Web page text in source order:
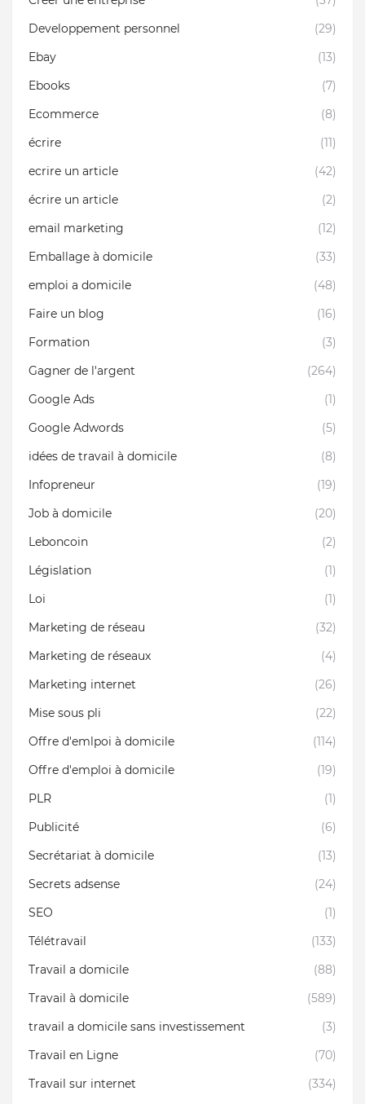
Developpement personnel
(29)
Ebay
(13)
Ebooks
(7)
Ecommerce
(8)
écrire
(11)
ecrire un article
(42)
écrire un article
(2)
email marketing
(12)
Emballage à domicile
(33)
emploi a domicile
(48)
Faire un blog
(16)
Formation
(3)
Gagner de l'argent
(264)
Google Ads
(1)
Google Adwords
(5)
idées de travail à domicile
(8)
Infopreneur
(19)
Job à domicile
(20)
Leboncoin
(2)
Législation
(1)
Loi
(1)
Marketing de réseau
(32)
Marketing de réseaux
(4)
Marketing internet
(26)
Mise sous pli
(22)
Offre d'emlpoi à domicile
(114)
Offre d'emploi à domicile
(19)
PLR
(1)
Publicité
(6)
Secrétariat à domicile
(13)
Secrets adsense
(24)
SEO
(1)
Télétravail
(133)
Travail a domicile
(88)
Travail à domicile
(589)
travail a domicile sans investissement
(3)
Travail en Ligne
(70)
Travail sur internet
(334)